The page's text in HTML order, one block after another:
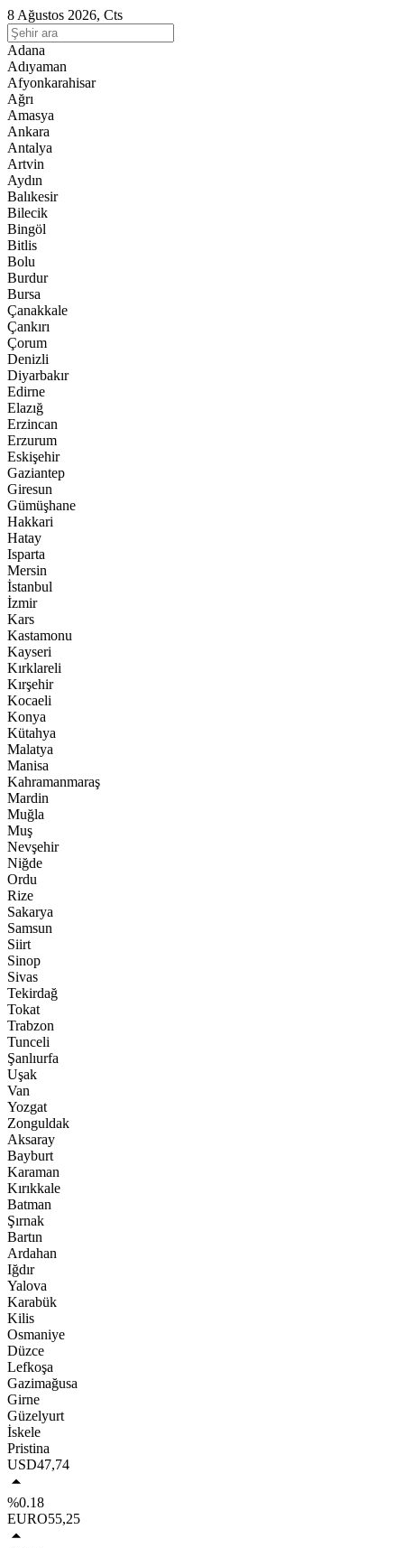
8 Ağustos 2026, Cts
Adana
Adıyaman
Afyonkarahisar
Ağrı
Amasya
Ankara
Antalya
Artvin
Aydın
Balıkesir
Bilecik
Bingöl
Bitlis
Bolu
Burdur
Bursa
Çanakkale
Çankırı
Çorum
Denizli
Diyarbakır
Edirne
Elazığ
Erzincan
Erzurum
Eskişehir
Gaziantep
Giresun
Gümüşhane
Hakkari
Hatay
Isparta
Mersin
İstanbul
İzmir
Kars
Kastamonu
Kayseri
Kırklareli
Kırşehir
Kocaeli
Konya
Kütahya
Malatya
Manisa
Kahramanmaraş
Mardin
Muğla
Muş
Nevşehir
Niğde
Ordu
Rize
Sakarya
Samsun
Siirt
Sinop
Sivas
Tekirdağ
Tokat
Trabzon
Tunceli
Şanlıurfa
Uşak
Van
Yozgat
Zonguldak
Aksaray
Bayburt
Karaman
Kırıkkale
Batman
Şırnak
Bartın
Ardahan
Iğdır
Yalova
Karabük
Kilis
Osmaniye
Düzce
Lefkoşa
Gazimağusa
Girne
Güzelyurt
İskele
Pristina
USD47,74
%0.18
EURO55,25